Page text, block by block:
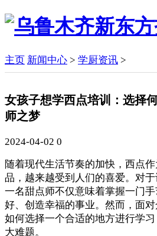
主页 新闻中心 > 学厨资讯 >
女孩子想学西点培训：选择
师之梦
2024-04-02 0
随着现代生活节奏的加快，西点
品，越来越受到人们的喜爱。对
一名甜点师不仅意味着掌握一门
好、创造幸福的事业。然而，面对
如何选择一个合适的地方进行学
大难题。